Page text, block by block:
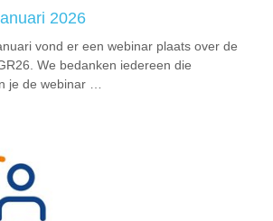
2026
vond er een webinar plaats over de
We bedanken iedereen die
je de webinar …